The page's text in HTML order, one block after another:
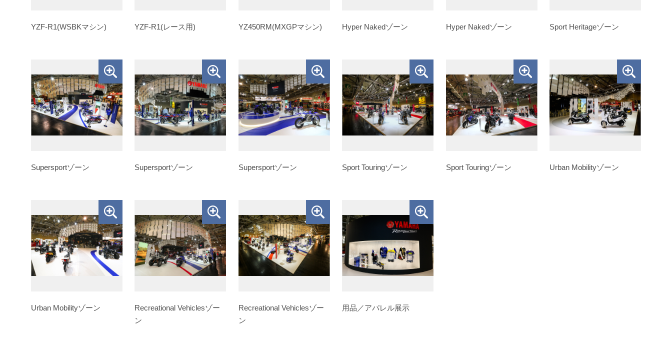
YZF-R1(WSBKマシン) YZF-R1(レース用) YZ450RM(MXGPマシン) Hyper Nakedゾーン Hyper Nakedゾーン Sport Heritageゾーン
Supersportゾーン Supersportゾーン Supersportゾーン Sport Touringゾーン Sport Touringゾーン Urban Mobilityゾーン
Urban Mobilityゾーン
Recreational Vehiclesゾー
ン
Recreational Vehiclesゾー
ン
用品／アパレル展示